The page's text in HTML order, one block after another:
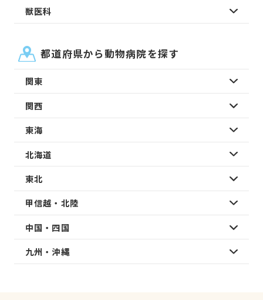
獣医科
都道府県から動物病院を探す
関東
関西
東海
北海道
東北
甲信越・北陸
中国・四国
九州・沖縄